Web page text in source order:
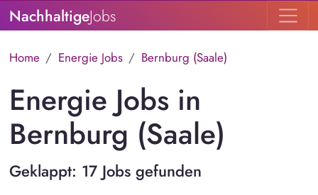
NachhaltigeJobs
Home Energie Jobs Bernburg (Saale)
Energie Jobs in
Bernburg (Saale)
Geklappt: 17 Jobs gefunden